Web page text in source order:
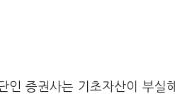
증권사는 기초자산이 부실